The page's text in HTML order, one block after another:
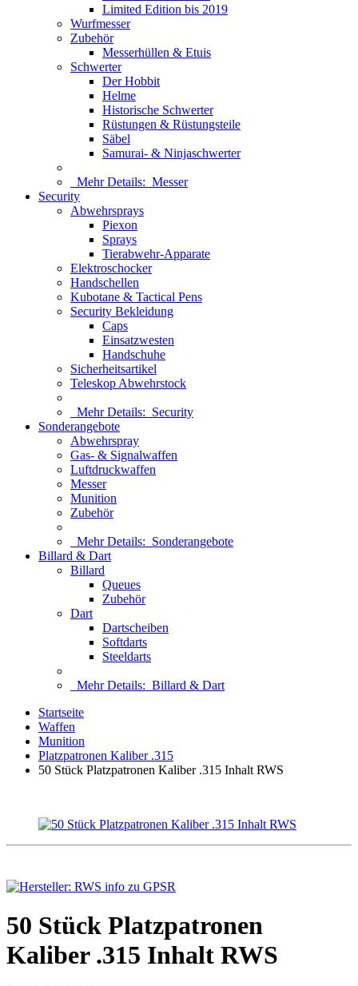
Limited Edition bis 2019
Wurfmesser
Zubehör
Messerhüllen & Etuis
Schwerter
Der Hobbit
Helme
Historische Schwerter
Rüstungen & Rüstungsteile
Säbel
Samurai- & Ninjaschwerter
Mehr Details: Messer
Security
Abwehrsprays
Piexon
Sprays
Tierabwehr-Apparate
Elektroschocker
Handschellen
Kubotane & Tactical Pens
Security Bekleidung
Caps
Einsatzwesten
Handschuhe
Sicherheitsartikel
Teleskop Abwehrstock
Mehr Details: Security
Sonderangebote
Abwehrspray
Gas- & Signalwaffen
Luftdruckwaffen
Messer
Munition
Zubehör
Mehr Details: Sonderangebote
Billard & Dart
Billard
Queues
Zubehör
Dart
Dartscheiben
Softdarts
Steeldarts
Mehr Details: Billard & Dart
Startseite
Waffen
Munition
Platzpatronen Kaliber .315
50 Stück Platzpatronen Kaliber .315 Inhalt RWS
50 Stück Platzpatronen
Kaliber .315 Inhalt RWS